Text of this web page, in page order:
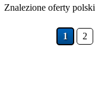
Znalezione oferty
1 2